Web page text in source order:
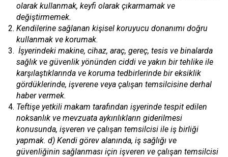
olarak kullanmak, keyfi olarak çıkarmamak ve
değiştirmemek.
Kendilerine sağlanan kişisel koruyucu donanımı doğru
kullanmak ve korumak.
İşyerindeki makine, cihaz, araç, gereç, tesis ve binalarda
sağlık ve güvenlik yönünden ciddi ve yakın bir tehlike ile
karşılaştıklarında ve koruma tedbirlerinde bir eksiklik
gördüklerinde, işverene veya çalışan temsilcisine derhal
haber vermek.
Teftişe yetkili makam tarafından işyerinde tespit edilen
noksanlık ve mevzuata aykırılıkların giderilmesi
konusunda, işveren ve çalışan temsilcisi ile iş birliği
yapmak. d) Kendi görev alanında, iş sağlığı ve
güvenliğinin sağlanması için işveren ve çalışan temsilcisi